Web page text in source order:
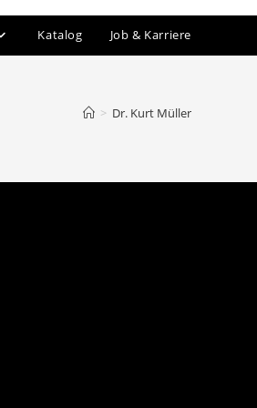
Katalog Job & Karriere
> Dr. Kurt Müller